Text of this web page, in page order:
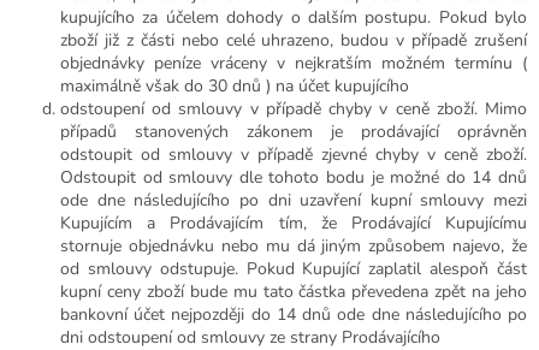
kupujícího za účelem dohody o dalším postupu. Pokud bylo
zboží již z části nebo celé uhrazeno, budou v případě zrušení
objednávky peníze vráceny v nejkratším možném termínu (
maximálně však do 30 dnů ) na účet kupujícího
odstoupení od smlouvy v případě chyby v ceně zboží. Mimo
případů stanovených zákonem je prodávající oprávněn
odstoupit od smlouvy v případě zjevné chyby v ceně zboží.
Odstoupit od smlouvy dle tohoto bodu je možné do 14 dnů
ode dne následujícího po dni uzavření kupní smlouvy mezi
Kupujícím a Prodávajícím tím, že Prodávající Kupujícímu
stornuje objednávku nebo mu dá jiným způsobem najevo, že
od smlouvy odstupuje. Pokud Kupující zaplatil alespoň část
kupní ceny zboží bude mu tato částka převedena zpět na jeho
bankovní účet nejpozději do 14 dnů ode dne následujícího po
dni odstoupení od smlouvy ze strany Prodávajícího